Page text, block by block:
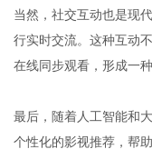
当然，社交互动也是现
行实时交流。这种互动
在线同步观看，形成一
最后，随着人工智能和
个性化的影视推荐，帮